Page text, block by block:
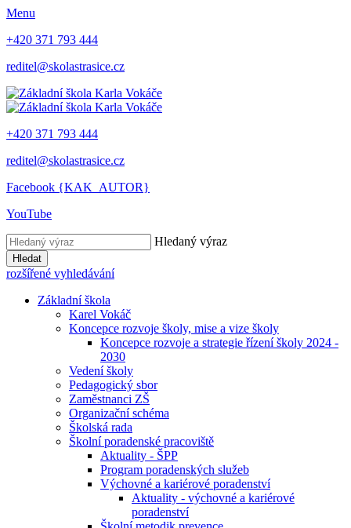
Menu
+420 371 793 444
reditel@skolastrasice.cz
+420 371 793 444
reditel@skolastrasice.cz
Facebook {KAK_AUTOR}
YouTube
Hledaný výraz
Hledat
rozšířené vyhledávání
Základní škola
Karel Vokáč
Koncepce rozvoje školy, mise a vize školy
Koncepce rozvoje a strategie řízení školy 2024 -
2030
Vedení školy
Pedagogický sbor
Zaměstnanci ZŠ
Organizační schéma
Školská rada
Školní poradenské pracoviště
Aktuality - ŠPP
Program poradenských služeb
Výchovné a kariérové poradenství
Aktuality - výchovné a kariérové
poradenství